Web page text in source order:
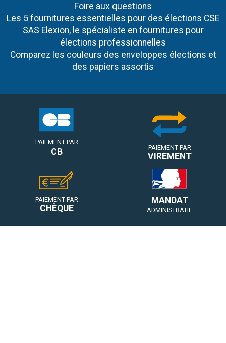
Foire aux questions
Les 5 fournitures essentielles pour des élections CSE
SAS Elexion, le spécialiste en fournitures pour
élections professionnelles
Comparez les couleurs des enveloppes élections et
des papiers assortis
PAIEMENT PAR
CB PAIEMENT PAR
VIREMENT
PAIEMENT PAR
CHÈQUE
MANDAT
ADMINISTRATIF